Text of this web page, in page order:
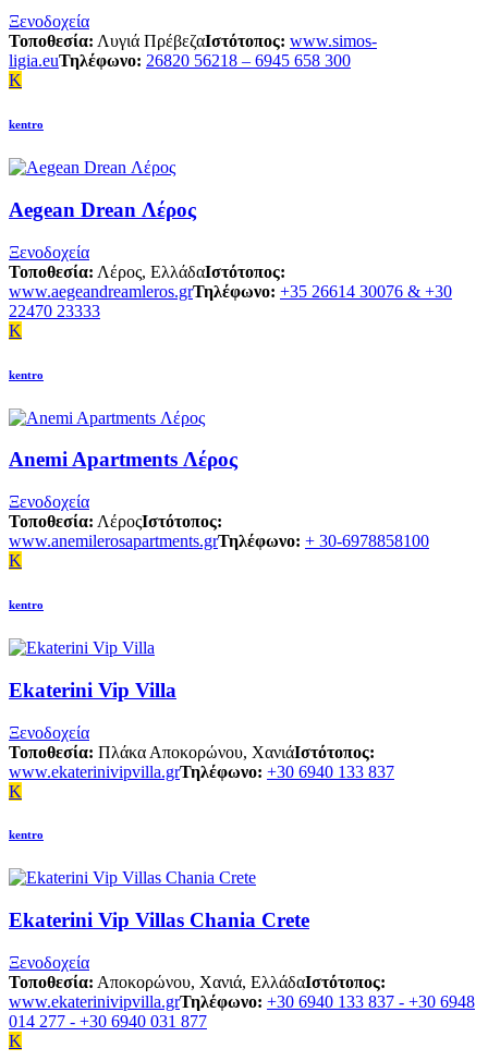
Ξενοδοχεία
Τοποθεσία: Λυγιά ΠρέβεζαΙστότοπος: www.simos-
ligia.euΤηλέφωνο: 26820 56218 – 6945 658 300
K
kentro
Aegean Drean Λέρος
Ξενοδοχεία
Τοποθεσία: Λέρος, ΕλλάδαΙστότοπος:
www.aegeandreamleros.grΤηλέφωνο: +35 26614 30076 & +30
22470 23333
K
kentro
Anemi Apartments Λέρος
Ξενοδοχεία
Τοποθεσία: ΛέροςΙστότοπος:
www.anemilerosapartments.grΤηλέφωνο: + 30-6978858100
K
kentro
Ekaterini Vip Villa
Ξενοδοχεία
Τοποθεσία: Πλάκα Αποκορώνου, ΧανιάΙστότοπος:
www.ekaterinivipvilla.grΤηλέφωνο: +30 6940 133 837
K
kentro
Ekaterini Vip Villas Chania Crete
Ξενοδοχεία
Τοποθεσία: Αποκορώνου, Χανιά, ΕλλάδαΙστότοπος:
www.ekaterinivipvilla.grΤηλέφωνο: +30 6940 133 837 - +30 6948
014 277 - +30 6940 031 877
K